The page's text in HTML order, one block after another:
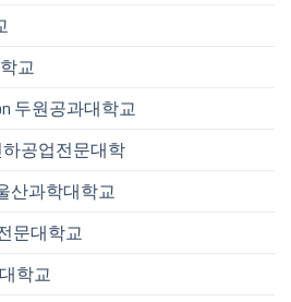
교
두원공과대학교
하공업전문대학
산과학대학교
문대학교
학교